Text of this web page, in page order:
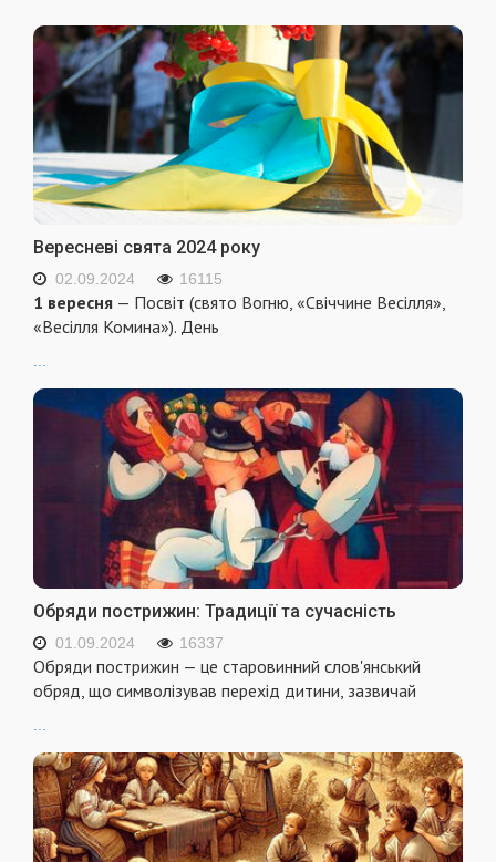
Вересневі свята 2024 року
02.09.2024 16115
1 вересня — Посвіт (свято Вогню, «Свіччине Весілля»,
«Весілля Комина»). День
...
Обряди пострижин: Традиції та сучасність
01.09.2024 16337
Обряди пострижин — це старовинний слов'янський
обряд, що символізував перехід дитини, зазвичай